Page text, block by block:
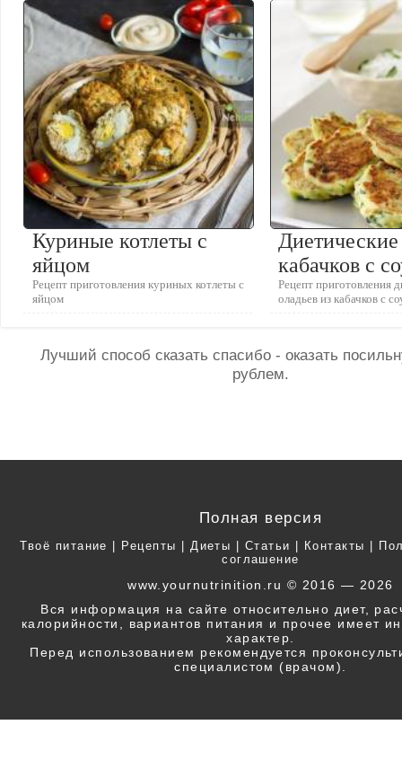
Куриные котлеты с
яйцом
Рецепт приготовления куриных котлеты с
яйцом
кабачков с
Рецепт приготовления
оладьев из кабачков с
Лучший способ сказать спасибо - оказать
рублем.
Полная версия
Твоё питание Рецепты |Диеты Статьи Контакты
соглашение
www.yournutrinition.ru © 2016 — 2026
Вся информация на сайте относительно диет,
калорийности, вариантов питания и прочее имеет
характер.
Перед использованием рекомендуется
специалистом (врачом).